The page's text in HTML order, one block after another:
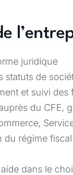
juridique
statuts de
et suivi des
du CFE,
du régime
dans le